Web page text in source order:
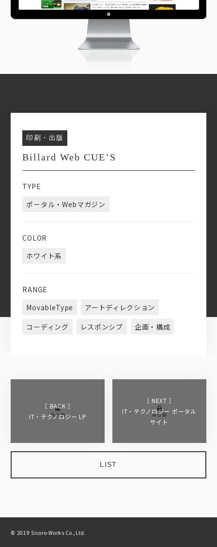
印刷・出版
Billard Web CUE’S
TYPE
ポータル・Webマガジン
COLOR
ホワイト系
RANGE
MovableType
アートディレクション
コーディング
レスポンシブ 企画・構成
［ BACK ］
IT・テクノロジー LP
［ NEXT ］
IT・テクノロジー ポータル
サイト
LIST
© 2019 Sicoro-Works Co.,Ltd.